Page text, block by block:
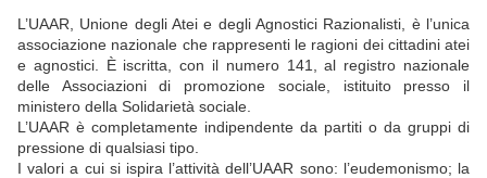
L’UAAR, Unione degli Atei e degli Agnostici Razionalisti, è l’unica
associazione nazionale che rappresenti le ragioni dei cittadini atei
e agnostici. È iscritta, con il numero 141, al registro nazionale
delle Associazioni di promozione sociale, istituito presso il
ministero della Solidarietà sociale.
L’UAAR è completamente indipendente da partiti o da gruppi di
pressione di qualsiasi tipo.
I valori a cui si ispira l’attività dell’UAAR sono: l’eudemonismo; la